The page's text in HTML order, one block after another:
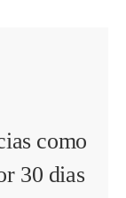
como
30 dias